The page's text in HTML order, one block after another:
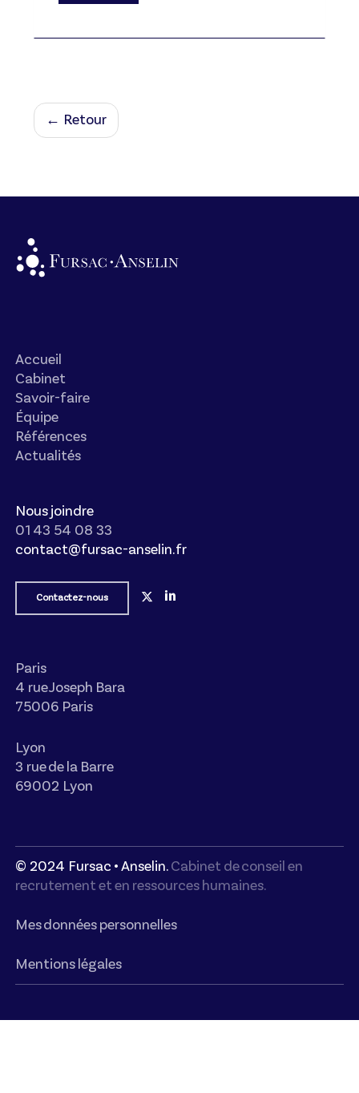
← Retour
Accueil
Cabinet
Savoir-faire
Équipe
Références
Actualités
Nous joindre
01 43 54 08 33
contact@fursac-anselin.fr
Contactez-nous
Paris
4 rue Joseph Bara
75006 Paris
Lyon
3 rue de la Barre
69002 Lyon
© 2024 Fursac • Anselin. Cabinet de conseil en
recrutement et en ressources humaines.
Mes données personnelles
Mentions légales